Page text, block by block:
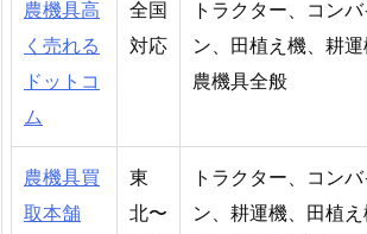
農機具高
く売れる
ドットコ
ム
全国
対応
トラクター、コンバ
ン、田植え機、耕運
農機具全般
農機具買
取本舗
東
北〜
トラクター、コンバ
ン、耕運機、田植え